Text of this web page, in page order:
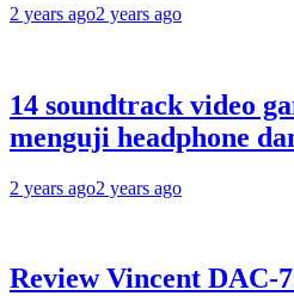
2 years ago2 years ago
14 soundtrack video
menguji headphone
2 years ago2 years ago
Review Vincent DAC-